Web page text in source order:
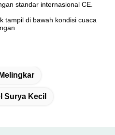
standar internasional CE.
tampil di bawah kondisi cuaca
Surya Kecil